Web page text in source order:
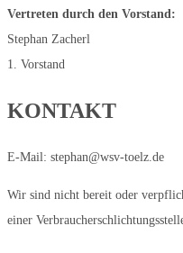
Vertreten durch den Vorstand:
Stephan Zacherl
1. Vorstand
KONTAKT
E-Mail: stephan@wsv-toelz.de
Wir sind nicht bereit oder
einer